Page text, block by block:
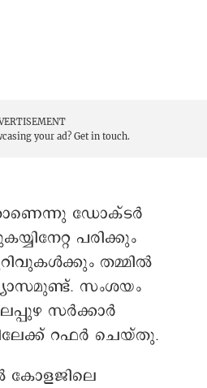
your ad? Get in touch.
ഡോക്ടർ
പരിക്കും
തമ്മിൽ
സംശയം
സർക്കാർ
റഫര്‍ ചെയ്തു.
കോളജിലെ